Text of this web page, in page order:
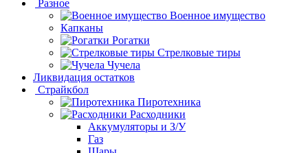
Разное
Военное имущество
Капканы
Рогатки
Стрелковые тиры
Чучела
Ликвидация остатков
Страйкбол
Пиротехника
Расходники
Аккумуляторы и З/У
Газ